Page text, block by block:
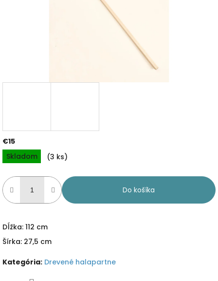
€15
Jednotková
cena:
Skladom (3 ks)
Do košíka
Dĺžka: 112 cm
Šírka: 27,5 cm
Kategória: Drevené halapartne